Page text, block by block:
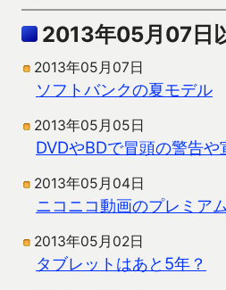
2013年05月07日
2013年05月07日
ソフトバンクの夏モデル
2013年05月05日
DVDやBDで冒頭の警告
2013年05月04日
ニコニコ動画のプレミア
2013年05月02日
タブレットはあと5年？